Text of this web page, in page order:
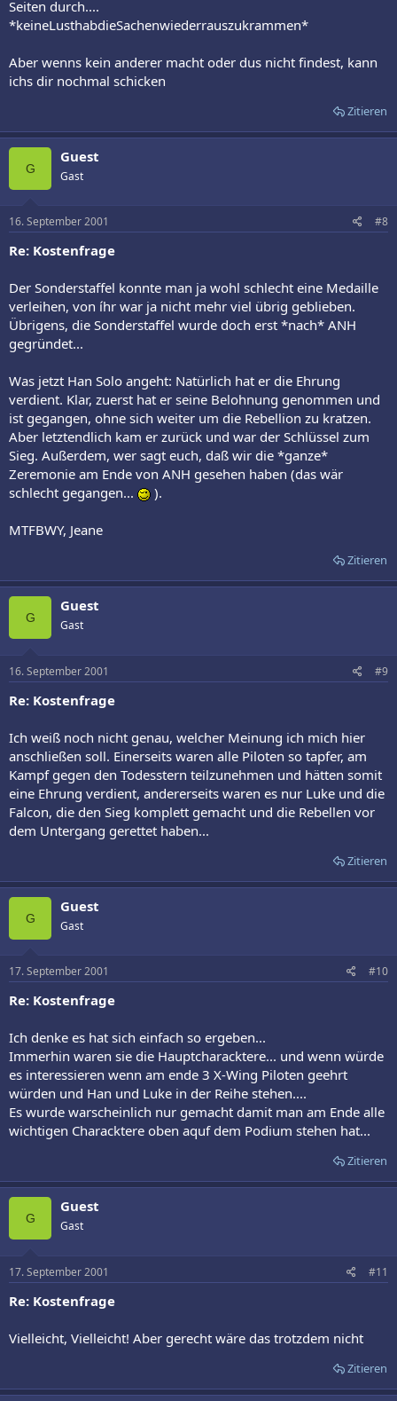
Seiten durch....
*keineLusthabdieSachenwiederrauszukrammen*
Aber wenns kein anderer macht oder dus nicht findest, kann
ichs dir nochmal schicken
Zitieren
G
Guest
Gast
16. September 2001 #8
Re: Kostenfrage
Der Sonderstaffel konnte man ja wohl schlecht eine Medaille
verleihen, von íhr war ja nicht mehr viel übrig geblieben.
Übrigens, die Sonderstaffel wurde doch erst *nach* ANH
gegründet...
Was jetzt Han Solo angeht: Natürlich hat er die Ehrung
verdient. Klar, zuerst hat er seine Belohnung genommen und
ist gegangen, ohne sich weiter um die Rebellion zu kratzen.
Aber letztendlich kam er zurück und war der Schlüssel zum
Sieg. Außerdem, wer sagt euch, daß wir die *ganze*
Zeremonie am Ende von ANH gesehen haben (das wär
schlecht gegangen...
).
MTFBWY, Jeane
Zitieren
G
Guest
Gast
16. September 2001 #9
Re: Kostenfrage
Ich weiß noch nicht genau, welcher Meinung ich mich hier
anschließen soll. Einerseits waren alle Piloten so tapfer, am
Kampf gegen den Todesstern teilzunehmen und hätten somit
eine Ehrung verdient, andererseits waren es nur Luke und die
Falcon, die den Sieg komplett gemacht und die Rebellen vor
dem Untergang gerettet haben...
Zitieren
G
Guest
Gast
17. September 2001 #10
Re: Kostenfrage
Ich denke es hat sich einfach so ergeben...
Immerhin waren sie die Hauptcharacktere... und wenn würde
es interessieren wenn am ende 3 X-Wing Piloten geehrt
würden und Han und Luke in der Reihe stehen....
Es wurde warscheinlich nur gemacht damit man am Ende alle
wichtigen Characktere oben aquf dem Podium stehen hat...
Zitieren
G
Guest
Gast
17. September 2001 #11
Re: Kostenfrage
Vielleicht, Vielleicht! Aber gerecht wäre das trotzdem nicht
Zitieren